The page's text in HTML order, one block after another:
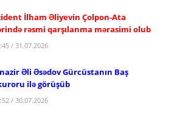
İlham Əliyevin Çolpon-Ata
rəsmi qarşılanma mərasimi olub
/ 31.07.2026
Əli Əsədov Gürcüstanın Baş
ilə görüşüb
/ 30.07.2026